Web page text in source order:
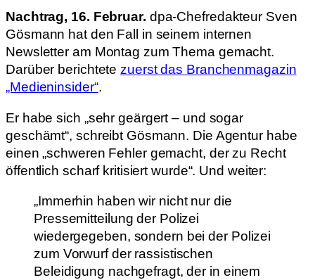
Nachtrag, 16. Februar. dpa-Chefredakteur Sven
Gösmann hat den Fall in seinem internen
Newsletter am Montag zum Thema gemacht.
Darüber berichtetezuerst das Branchenmagazin
„Medieninsider“.
Er habe sich „sehr geärgert – und sogar
geschämt“, schreibt Gösmann. Die Agentur habe
einen „schweren Fehler gemacht, der zu Recht
öffentlich scharf kritisiert wurde“. Und weiter:
„Immerhin haben wir nicht nur die
Pressemitteilung der Polizei
wiedergegeben, sondern bei der Polizei
zum Vorwurf der rassistischen
Beleidigung nachgefragt, der in einem